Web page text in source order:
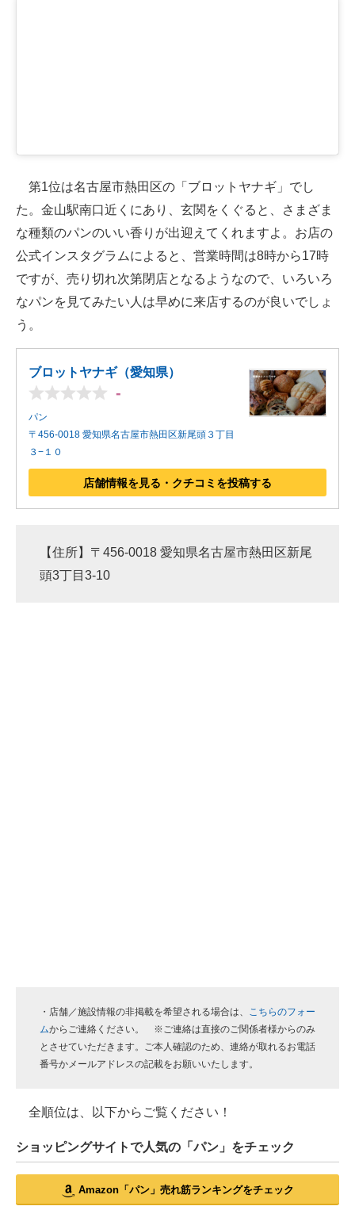
第1位は名古屋市熱田区の「ブロットヤナギ」でし
た。金山駅南口近くにあり、玄関をくぐると、さまざま
な種類のパンのいい香りが出迎えてくれますよ。お店の
公式インスタグラムによると、営業時間は8時から17時
ですが、売り切れ次第閉店となるようなので、いろいろ
なパンを見てみたい人は早めに来店するのが良いでしょ
う。
ブロットヤナギ（愛知県）
-
パン
〒456-0018 愛知県名古屋市熱田区新尾頭３丁目
３−１０
店舗情報を見る・クチコミを投稿する
【住所】〒456-0018 愛知県名古屋市熱田区新尾
頭3丁目3-10
・店舗／施設情報の非掲載を希望される場合は、 こちらのフォー
ムからご連絡ください。 ※ご連絡は直接のご関係者様からのみ
とさせていただきます。ご本人確認のため、連絡が取れるお電話
番号かメールアドレスの記載をお願いいたします。
全順位は、以下からご覧ください！
ショッピングサイトで人気の「パン」をチェック
Amazon「パン」売れ筋ランキングをチェック